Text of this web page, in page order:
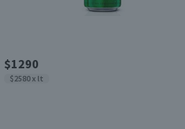
$1290
$2580 x lt